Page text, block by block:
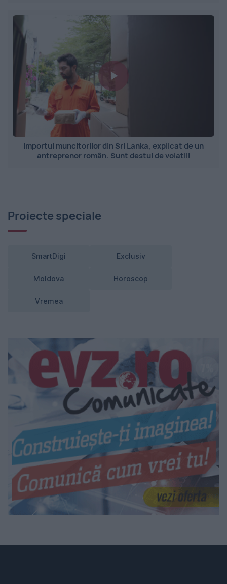
Importul muncitorilor din Sri Lanka, explicat de un
antreprenor român. Sunt destul de volatili
Proiecte speciale
SmartDigi Exclusiv
Moldova Horoscop
Vremea